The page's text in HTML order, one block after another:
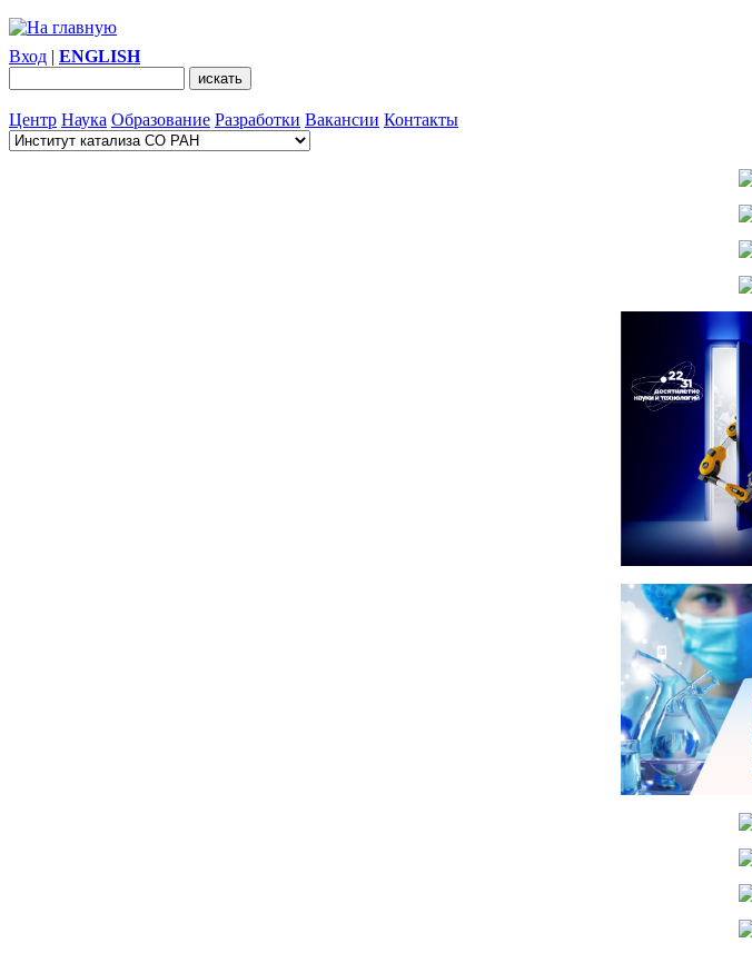
Вход | ENGLISH
Центр Наука Образование Разработки Вакансии Контакты